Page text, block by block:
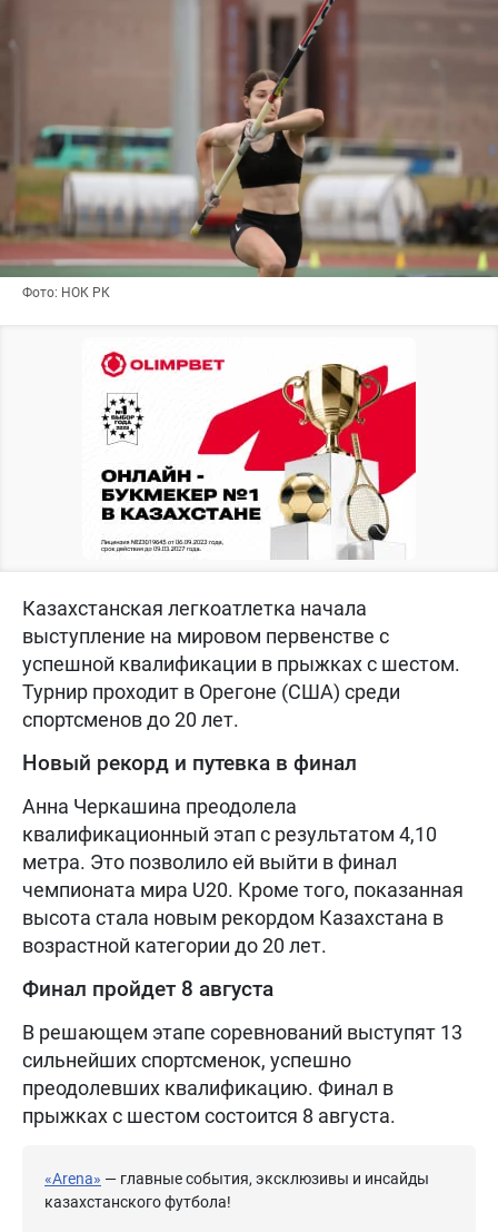
Фото: НОК РК
Казахстанская легкоатлетка начала
выступление на мировом первенстве с
успешной квалификации в прыжках с шестом.
Турнир проходит в Орегоне (США) среди
спортсменов до 20 лет.
Новый рекорд и путевка в финал
Анна Черкашина преодолела
квалификационный этап с результатом 4,10
метра. Это позволило ей выйти в финал
чемпионата мира U20. Кроме того, показанная
высота стала новым рекордом Казахстана в
возрастной категории до 20 лет.
Финал пройдет 8 августа
В решающем этапе соревнований выступят 13
сильнейших спортсменок, успешно
преодолевших квалификацию. Финал в
прыжках с шестом состоится 8 августа.
«Arena» — главные события, эксклюзивы и инсайды
казахстанского футбола!